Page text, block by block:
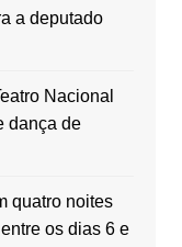
a deputado
Nacional
dança de
quatro noites
os dias 6 e